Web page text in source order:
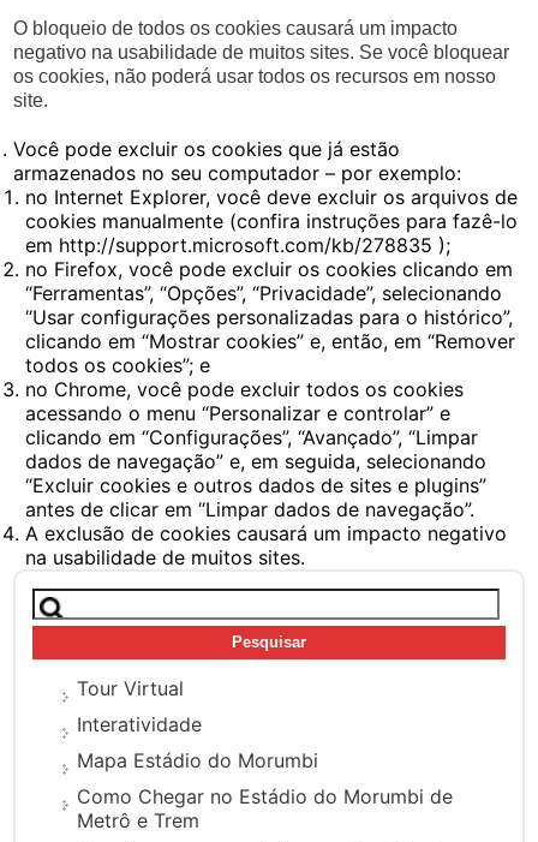
O bloqueio de todos os cookies causará um impacto
negativo na usabilidade de muitos sites. Se você bloquear
os cookies, não poderá usar todos os recursos em nosso
site.
Você pode excluir os cookies que já estão
armazenados no seu computador – por exemplo:
no Internet Explorer, você deve excluir os arquivos de
cookies manualmente (confira instruções para fazê-lo
em http://support.microsoft.com/kb/278835 );
no Firefox, você pode excluir os cookies clicando em
“Ferramentas”, “Opções”, “Privacidade”, selecionando
“Usar configurações personalizadas para o histórico”,
clicando em “Mostrar cookies” e, então, em “Remover
todos os cookies”; e
no Chrome, você pode excluir todos os cookies
acessando o menu “Personalizar e controlar” e
clicando em “Configurações”, “Avançado”, “Limpar
dados de navegação” e, em seguida, selecionando
“Excluir cookies e outros dados de sites e plugins”
antes de clicar em “Limpar dados de navegação”.
A exclusão de cookies causará um impacto negativo
na usabilidade de muitos sites.
Pesquisar
por:
Tour Virtual
Interatividade
Mapa Estádio do Morumbi
Como Chegar no Estádio do Morumbi de
Metrô e Trem